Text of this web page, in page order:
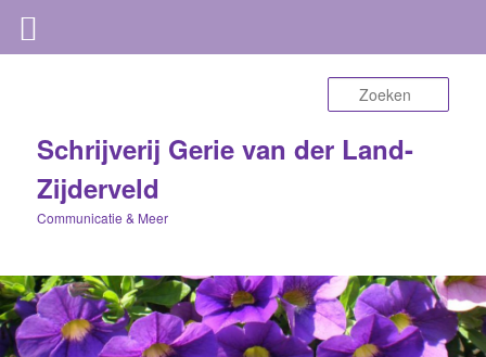
Schrijverij Gerie van der Land-
Zijderveld
Communicatie & Meer